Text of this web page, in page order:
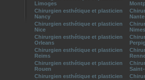
Limoges
Chirurgien esthétique et plasticien
Nancy
Chirurgien esthétique et plasticien
Nice
Nimes
Chirurgien esthétique et plasticien
Orleans
Chirurgien esthétique et plasticien
Reims
Chirurgien esthétique et plasticien
Rouen
Chirurgien esthétique et plasticien